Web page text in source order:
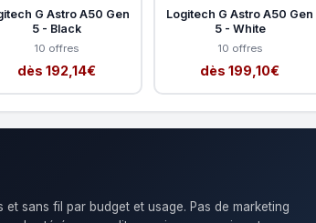
G Astro A50 Gen
5 - Black
10 offres
dès 192,14€
Logitech G Astro A50 Gen
5 - White
10 offres
dès 199,10€
sans fil par budget et usage. Pas de marketing